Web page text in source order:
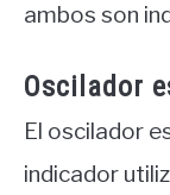
ambos son
Oscilador
El oscilador
indicador